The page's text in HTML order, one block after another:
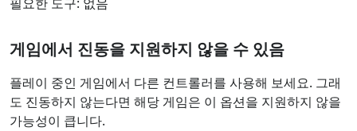
게임에서 진동을 지원하지 않을 수 있음
플레이 중인 게임에서 다른 컨트롤러를 사용해 보세요. 그래
도 진동하지 않는다면 해당 게임은 이 옵션을 지원하지 않을
가능성이 큽니다.